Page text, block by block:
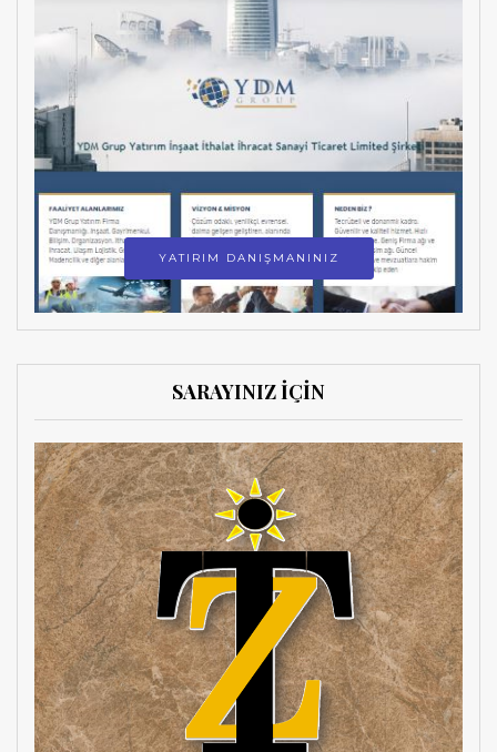
YATIRIM DANIŞMANINIZ
SARAYINIZ İÇİN